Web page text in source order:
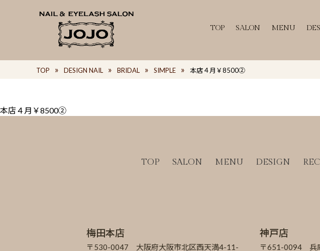
TOP SALON MENU
TOP DESIGN NAIL BRIDAL SIMPLE 本店４月￥8500②
本店４月￥8500②
TOP SALON MENU DESIGN
梅田本店
〒530-0047 大阪府大阪市北区西天満4-11-
神戸店
〒651-0094 兵